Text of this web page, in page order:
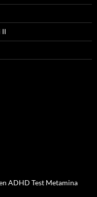
II
ADHD Test Metamina